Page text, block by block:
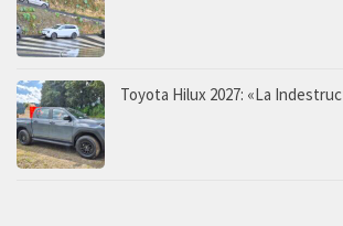
Toyota Hilux 2027: «La